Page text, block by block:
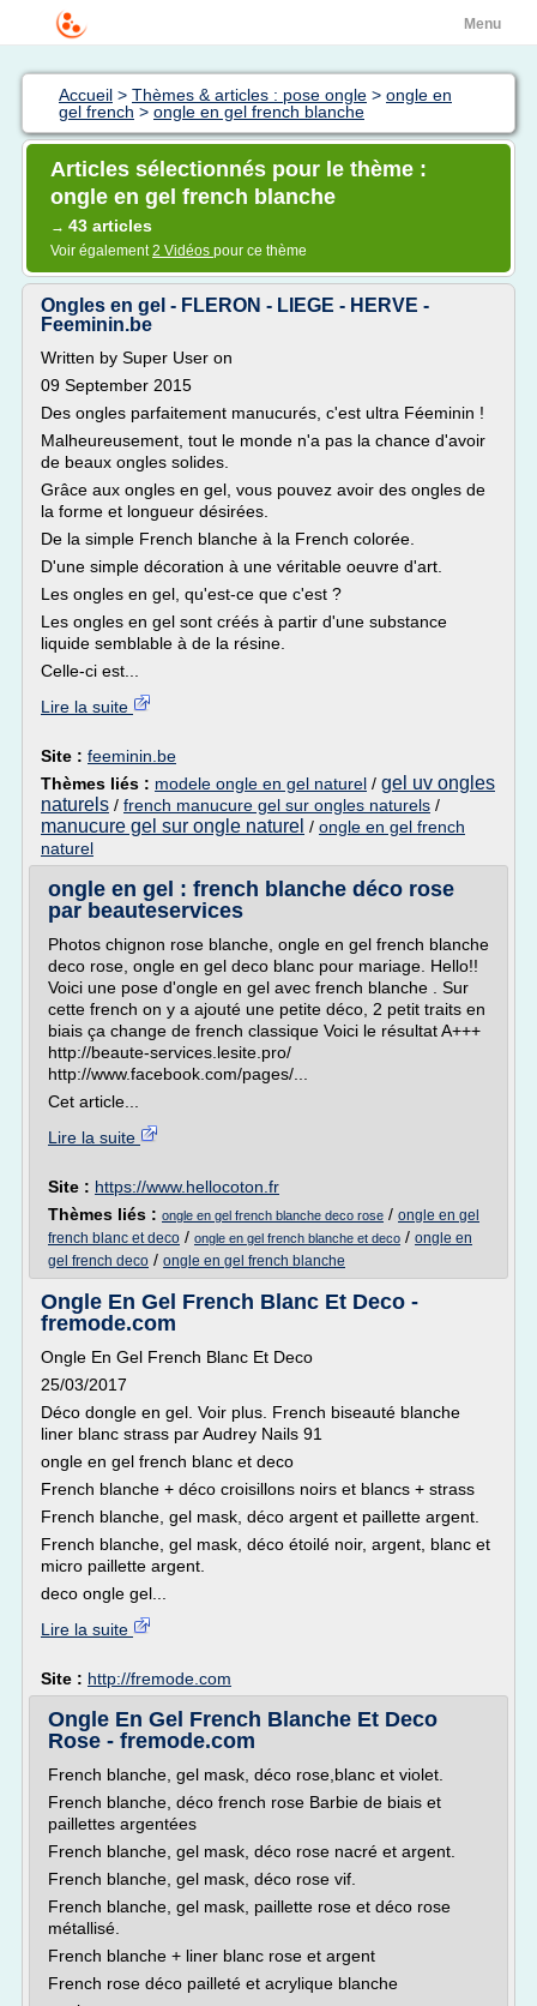
Menu
Accueil > Thèmes & articles : pose ongle > ongle en
gel french > ongle en gel french blanche
Articles sélectionnés pour le thème :
ongle en gel french blanche
→ 43 articles
Voir également2 Vidéos pour ce thème
Ongles en gel - FLERON - LIEGE - HERVE -
Feeminin.be
Written by Super User on
09 September 2015
Des ongles parfaitement manucurés, c'est ultra Féeminin !
Malheureusement, tout le monde n'a pas la chance d'avoir
de beaux ongles solides.
Grâce aux ongles en gel, vous pouvez avoir des ongles de
la forme et longueur désirées.
De la simple French blanche à la French colorée.
D'une simple décoration à une véritable oeuvre d'art.
Les ongles en gel, qu'est-ce que c'est ?
Les ongles en gel sont créés à partir d'une substance
liquide semblable à de la résine.
Celle-ci est...
Lire la suite
Site : feeminin.be
Thèmes liés : modele ongle en gel naturel / gel uv ongles
naturels / french manucure gel sur ongles naturels /
manucure gel sur ongle naturel / ongle en gel french
naturel
ongle en gel : french blanche déco rose
par beauteservices
Photos chignon rose blanche, ongle en gel french blanche
deco rose, ongle en gel deco blanc pour mariage. Hello!!
Voici une pose d'ongle en gel avec french blanche . Sur
cette french on y a ajouté une petite déco, 2 petit traits en
biais ça change de french classique Voici le résultat A+++
http://beaute-services.lesite.pro/
http://www.facebook.com/pages/...
Cet article...
Lire la suite
Site : https://www.hellocoton.fr
Thèmes liés : ongle en gel french blanche deco rose / ongle en gel
french blanc et deco / ongle en gel french blanche et deco / ongle en
gel french deco / ongle en gel french blanche
Ongle En Gel French Blanc Et Deco -
fremode.com
Ongle En Gel French Blanc Et Deco
25/03/2017
Déco dongle en gel. Voir plus. French biseauté blanche
liner blanc strass par Audrey Nails 91
ongle en gel french blanc et deco
French blanche + déco croisillons noirs et blancs + strass
French blanche, gel mask, déco argent et paillette argent.
French blanche, gel mask, déco étoilé noir, argent, blanc et
micro paillette argent.
deco ongle gel...
Lire la suite
Site : http://fremode.com
Ongle En Gel French Blanche Et Deco
Rose - fremode.com
French blanche, gel mask, déco rose,blanc et violet.
French blanche, déco french rose Barbie de biais et
paillettes argentées
French blanche, gel mask, déco rose nacré et argent.
French blanche, gel mask, déco rose vif.
French blanche, gel mask, paillette rose et déco rose
métallisé.
French blanche + liner blanc rose et argent
French rose déco pailleté et acrylique blanche